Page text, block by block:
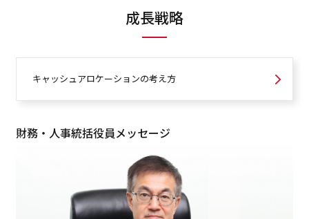
成長戦略
キャッシュアロケーションの考え方
財務・人事統括役員メッセージ